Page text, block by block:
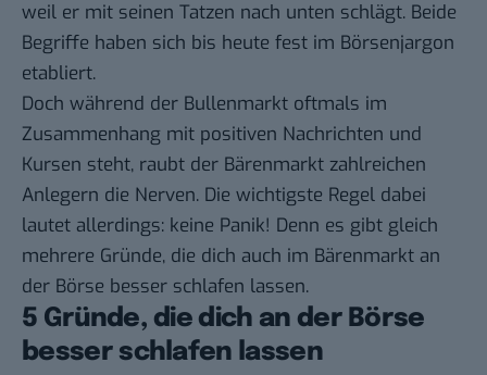
weil er mit seinen Tatzen nach unten schlägt. Beide
Begriffe haben sich bis heute fest im Börsenjargon
etabliert.
Doch während der Bullenmarkt oftmals im
Zusammenhang mit positiven Nachrichten und
Kursen steht, raubt der Bärenmarkt zahlreichen
Anlegern die Nerven. Die wichtigste Regel dabei
lautet allerdings: keine Panik! Denn es gibt gleich
mehrere Gründe, die dich auch im Bärenmarkt an
der Börse besser schlafen lassen.
5 Gründe, die dich an der Börse
besser schlafen lassen